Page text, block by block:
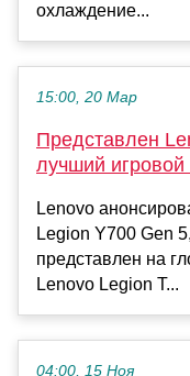
охлаждение...
15:00, 20 Мар
Представлен
лучший
Lenovo
Legion Y700 Gen
представлен на
Lenovo Legion T...
04:00, 15 Ноя